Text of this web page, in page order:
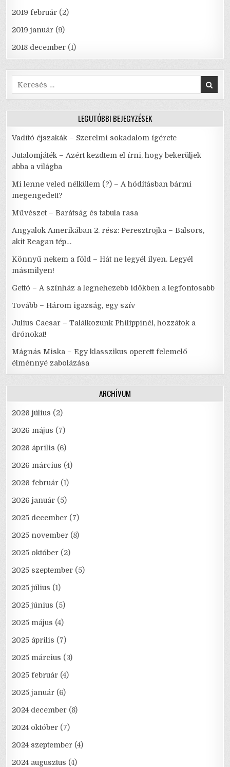
2019 február (2)
2019 január (9)
2018 december (1)
Search
for:
LEGUTÓBBI BEJEGYZÉSEK
Vadító éjszakák – Szerelmi sokadalom ígérete
Jutalomjáték – Azért kezdtem el írni, hogy bekerüljek
abba a világba
Mi lenne veled nélkülem (?) – A hódításban bármi
megengedett?
Művészet – Barátság és tabula rasa
Angyalok Amerikában 2. rész: Peresztrojka – Balsors,
akit Reagan tép…
Könnyű nekem a föld – Hát ne legyél ilyen. Legyél
másmilyen!
Gettó – A színház a legnehezebb időkben a legfontosabb
Tovább – Három igazság, egy szív
Julius Caesar – Találkozunk Philippinél, hozzátok a
drónokat!
Mágnás Miska – Egy klasszikus operett felemelő
élménnyé zabolázása
ARCHÍVUM
2026 július (2)
2026 május (7)
2026 április (6)
2026 március (4)
2026 február (1)
2026 január (5)
2025 december (7)
2025 november (8)
2025 október (2)
2025 szeptember (5)
2025 július (1)
2025 június (5)
2025 május (4)
2025 április (7)
2025 március (3)
2025 február (4)
2025 január (6)
2024 december (8)
2024 október (7)
2024 szeptember (4)
2024 augusztus (4)